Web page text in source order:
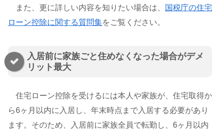
また、更に詳しい内容を知りたい場合は、
国税庁の住宅
ローン控除に関する質問集をご覧ください。
入居前に家族ごと住めなくなった場合がデメ
リット最大
住宅ローン控除を受けるには本人や家族が、住宅取得か
ら6ヶ月以内に入居し、年末時点まで入居する必要があり
ます。そのため、入居前に家族全員で転勤し、6ヶ月以内